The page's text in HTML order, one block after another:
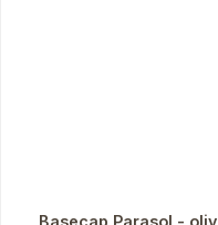
Basecap Parasol - oliv